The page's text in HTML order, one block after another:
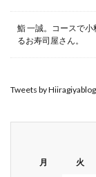
鮨 一誠。コースで
るお寿司屋さん。
Tweets by Hiiragiyablog
月 火